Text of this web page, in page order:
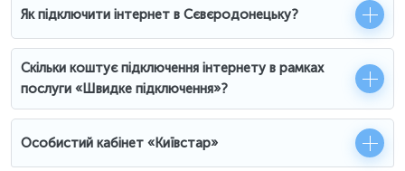
Як підключити інтернет в Сєвєродонецьку?
Скільки коштує підключення інтернету в рамках
послуги «Швидке підключення»?
Особистий кабінет «Київстар»